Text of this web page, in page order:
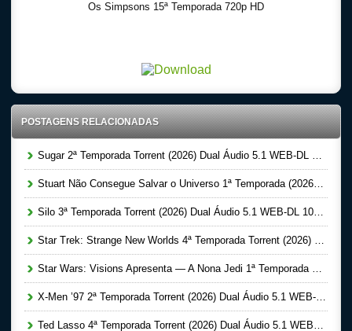
Os Simpsons 15ª Temporada 720p HD
POSTAGENS RELACIONADAS
Sugar 2ª Temporada Torrent (2026) Dual Áudio 5.1 WEB-DL 1080p
Stuart Não Consegue Salvar o Universo 1ª Temporada (2026) Dual Áudio 5.1 WEB-DL 1080p
Silo 3ª Temporada Torrent (2026) Dual Áudio 5.1 WEB-DL 1080p
Star Trek: Strange New Worlds 4ª Temporada Torrent (2026) Dual Áudio 5.1 WEB-DL 1080p
Star Wars: Visions Apresenta — A Nona Jedi 1ª Temporada Completa Torrent (2026) Dual Áudio 5.1 WEB-DL 1080p
X-Men ’97 2ª Temporada Torrent (2026) Dual Áudio 5.1 WEB-DL 1080p
Ted Lasso 4ª Temporada Torrent (2026) Dual Áudio 5.1 WEB-DL 1080p